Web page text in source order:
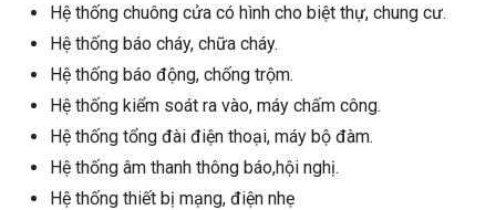
Hệ thống chuông cửa có hình cho biệt thự, chung cư.
Hệ thống báo cháy, chữa cháy.
Hệ thống báo động, chống trộm.
Hệ thống kiểm soát ra vào, máy chấm công.
Hệ thống tổng đài điện thoại, máy bộ đàm.
Hệ thống âm thanh thông báo,hội nghị.
Hệ thống thiết bị mạng, điện nhẹ